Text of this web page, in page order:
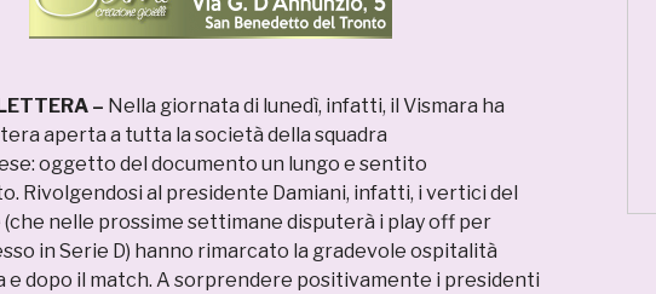
– Nella giornata di lunedì, infatti, il Vismara ha
aperta a tutta la società della squadra
oggetto del documento un lungo e sentito
Rivolgendosi al presidente Damiani, infatti, i vertici del
nelle prossime settimane disputerà i play off per
in Serie D) hanno rimarcato la gradevole ospitalità
e dopo il match. A sorprendere positivamente i presidenti